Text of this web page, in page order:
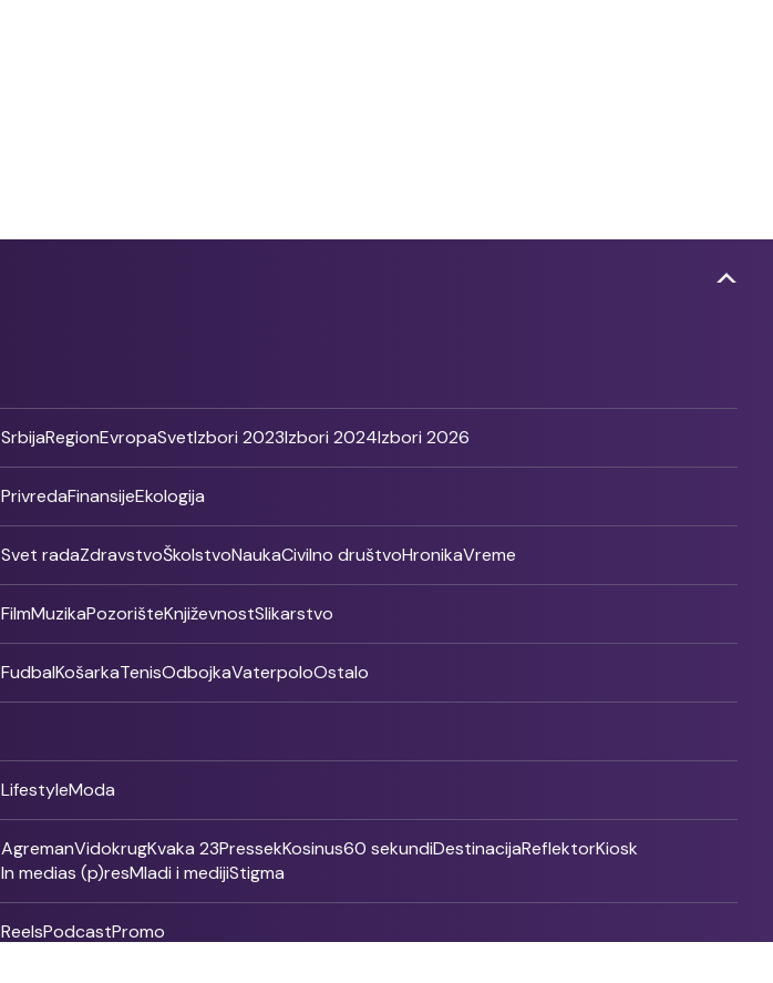
SrbijaRegionEvropaSvetIzbori 2023Izbori 2024Izbori 2026
PrivredaFinansijeEkologija
Svet radaZdravstvoŠkolstvoNaukaCivilno društvoHronikaVreme
FilmMuzikaPozorišteKnjiževnostSlikarstvo
FudbalKošarkaTenisOdbojkaVaterpoloOstalo
LifestyleModa
AgremanVidokrugKvaka 23PressekKosinus60 sekundiDestinacijaReflektorKiosk
In medias (p)resMladi i medijiStigma
ReelsPodcastPromo